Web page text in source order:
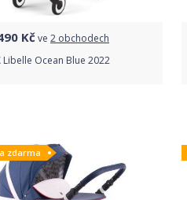
Kčve 2 obchodech
Libelle Ocean Blue 2022
zdarma